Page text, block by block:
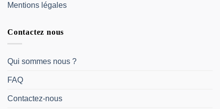
Mentions légales
Contactez nous
Qui sommes nous ?
FAQ
Contactez-nous